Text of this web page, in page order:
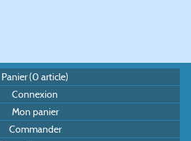
Panier (0 article)
Connexion
Mon panier
Commander